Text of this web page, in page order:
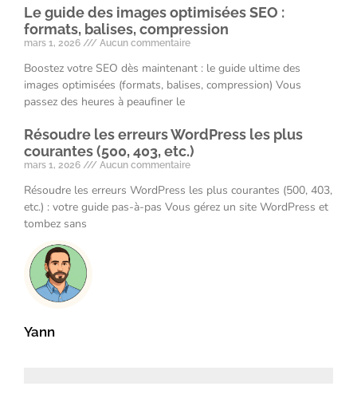
Yann
Le guide des images optimisées SEO :
formats, balises, compression
mars 1, 2026 Aucun commentaire
Boostez votre SEO dès maintenant : le guide ultime des
images optimisées (formats, balises, compression) Vous
passez des heures à peaufiner le
Résoudre les erreurs WordPress les plus
courantes (500, 403, etc.)
mars 1, 2026 Aucun commentaire
Résoudre les erreurs WordPress les plus courantes (500, 403,
etc.) : votre guide pas-à-pas Vous gérez un site WordPress et
tombez sans